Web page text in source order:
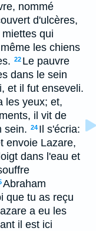
nommé
d'ulcères,
qui
les chiens
22 Le pauvre
dans le sein
et il fut enseveli.
les yeux; et,
il vit de
sein. 24 Il s'écria:
envoie Lazare,
dans l'eau et
Abraham
que tu as reçu
a eu les
il est ici